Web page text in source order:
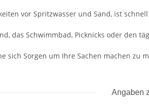
vor Spritzwasser und Sand, ist
das Schwimmbad, Picknicks oder den
sich Sorgen um Ihre Sachen machen
Angaben